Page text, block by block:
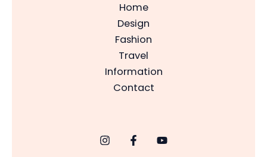
Home
Design
Fashion
Travel
Information
Contact